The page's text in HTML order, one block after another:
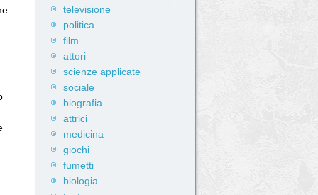
televisione
politica
film
attori
scienze applicate
sociale
biografia
attrici
medicina
giochi
fumetti
biologia